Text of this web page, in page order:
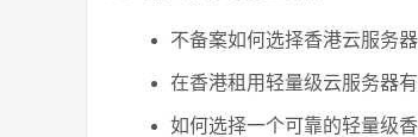
不备案如何选择香港云服务
在香港租用轻量级云服务器
如何选择一个可靠的轻量级